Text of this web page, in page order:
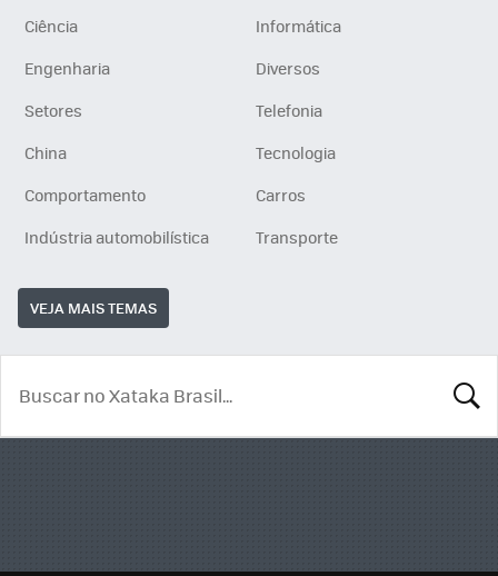
Ciência
Informática
Engenharia
Diversos
Setores
Telefonia
China
Tecnologia
Comportamento
Carros
Indústria automobilística
Transporte
VEJA MAIS TEMAS